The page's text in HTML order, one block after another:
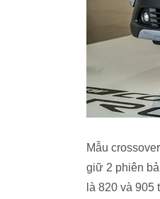
Mẫu
giữ 2 phiên
là 820 và